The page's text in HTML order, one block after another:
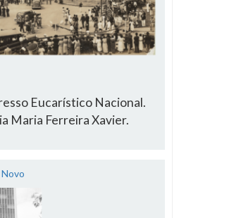
Eucarístico Nacional.
Maria Ferreira Xavier.